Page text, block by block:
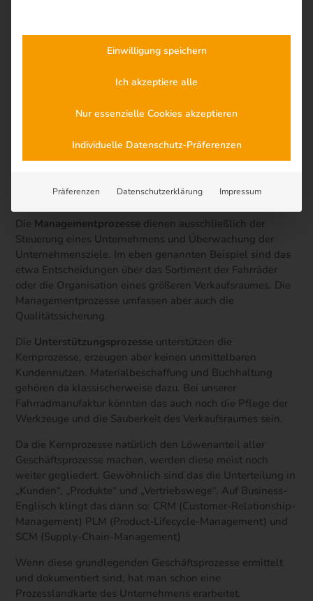
Managementprozesse
Kernprozesseumfassen alles, was unmittelbaren
dies etwa alle Prozesse vom Einkauf der benötigten Teile,
auch der Vertrieb und die Produktplanung gehören dazu.
Die Managementprozesse dienen ausschließlich der
Steuerung eines Unternehmens und Überwachung der
Unternehmensziele. Im eben genannten Beispiel sind das
etwa Entscheidungen über das Sortiment der Fahrräder
oder die Organisation eines größeren Verkaufsraumes. Die
Managementprozesse umfassen aber auch die
Qualitätssicherung.
Die Unterstützungsprozesse unterstützen die
Kernprozesse, erzeugen aber keinen unmittelbaren
Kundennutzen. Materialbeschaffung und Buchhaltung
gehören da klassischerweise dazu. Bei unserer
Fahrradmanufaktur könnten das auch noch die Pflege der
Werkzeuge und die Sauberkeit des Verkaufsraumes sein.
Da die Kernprozesse natürlich den Löwenanteil aller
Geschäftsprozesse machen, werden diese meist noch
weiter gegliedert. Gewöhnlich sind das die Unterteilung in
„Kunden“, „Produkte“ und „Vertriebswege“. Auf Business-
Englisch klingt das dann so: CRM (Customer-Relationship-
Management) PLM (Product-Lifecycle-Management) und
SCM (Supply-Chain-Management)
Wenn diese grundlegenden Geschäftsprozesse ermittelt
und dokumentiert sind, hat man schon eine
Prozesslandkarte des Unternehmens erarbeitet.
Einwilligung speichern
Ich akzeptiere alle
Nur essenzielle Cookies akzeptieren
Individuelle Datenschutz-Präferenzen
Präferenzen Datenschutzerklärung Impressum